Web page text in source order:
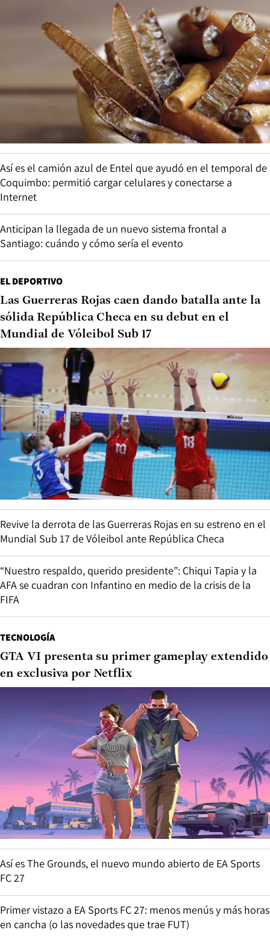
Así es el camión azul de Entel que ayudó en el temporal de
Coquimbo: permitió cargar celulares y conectarse a
Internet
Anticipan la llegada de un nuevo sistema frontal a
Santiago: cuándo y cómo sería el evento
EL DEPORTIVO
Las Guerreras Rojas caen dando batalla ante la
sólida República Checa en su debut en el
Mundial de Vóleibol Sub 17
Revive la derrota de las Guerreras Rojas en su estreno en el
Mundial Sub 17 de Vóleibol ante República Checa
“Nuestro respaldo, querido presidente”: Chiqui Tapia y la
AFA se cuadran con Infantino en medio de la crisis de la
FIFA
TECNOLOGÍA
GTA VI presenta su primer gameplay extendido
en exclusiva por Netflix
Así es The Grounds, el nuevo mundo abierto de EA Sports
FC 27
Primer vistazo a EA Sports FC 27: menos menús y más horas
en cancha (o las novedades que trae FUT)